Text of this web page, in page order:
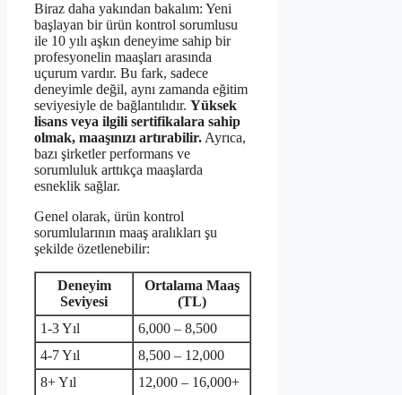
Biraz daha yakından bakalım: Yeni
başlayan bir ürün kontrol sorumlusu
ile 10 yılı aşkın deneyime sahip bir
profesyonelin maaşları arasında
uçurum vardır. Bu fark, sadece
deneyimle değil, aynı zamanda eğitim
seviyesiyle de bağlantılıdır. Yüksek
lisans veya ilgili sertifikalara sahip
olmak, maaşınızı artırabilir.Ayrıca,
bazı şirketler performans ve
sorumluluk arttıkça maaşlarda
esneklik sağlar.
Genel olarak, ürün kontrol
sorumlularının maaş aralıkları şu
şekilde özetlenebilir:
Deneyim
Seviyesi
Ortalama Maaş
(TL)
1-3 Yıl
6,000 – 8,500
4-7 Yıl
8,500 – 12,000
8+ Yıl
12,000 – 16,000+